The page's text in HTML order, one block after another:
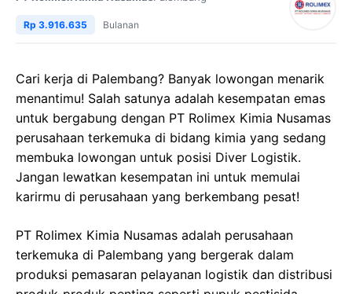
Rp 3.916.635 Bulanan
Cari kerja di Palembang? Banyak lowongan menarik
menantimu! Salah satunya adalah kesempatan emas
untuk bergabung dengan PT Rolimex Kimia Nusamas
perusahaan terkemuka di bidang kimia yang sedang
membuka lowongan untuk posisi Diver Logistik.
Jangan lewatkan kesempatan ini untuk memulai
karirmu di perusahaan yang berkembang pesat!
PT Rolimex Kimia Nusamas adalah perusahaan
terkemuka di Palembang yang bergerak dalam
produksi pemasaran pelayanan logistik dan distribusi